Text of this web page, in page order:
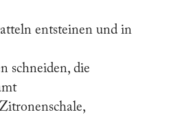
entsteinen und in
schneiden, die